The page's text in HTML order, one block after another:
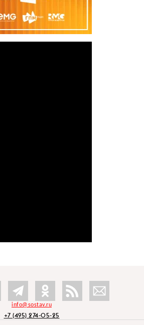
info@sostav.ru
+7 (495) 274-05-25